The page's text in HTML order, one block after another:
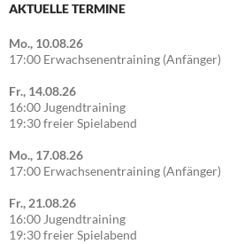
AKTUELLE TERMINE
Mo., 10.08.26
17:00 Erwachsenentraining (Anfänger)
Fr., 14.08.26
16:00 Jugendtraining
19:30 freier Spielabend
Mo., 17.08.26
17:00 Erwachsenentraining (Anfänger)
Fr., 21.08.26
16:00 Jugendtraining
19:30 freier Spielabend